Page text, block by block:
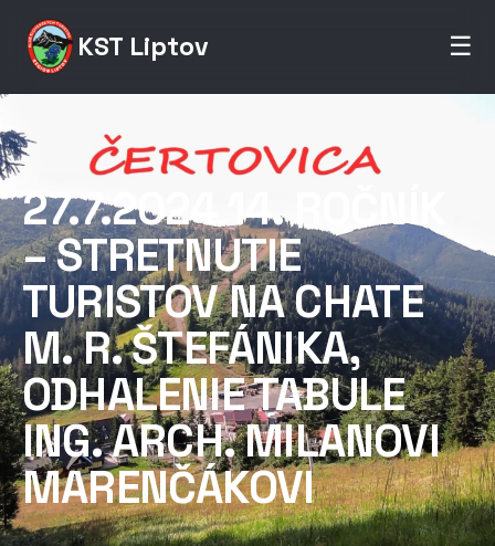
KST Liptov ☰
27.7.2024 14. ROČNÍK
– STRETNUTIE
TURISTOV NA CHATE
M. R. ŠTEFÁNIKA,
ODHALENIE TABULE
ING. ARCH. MILANOVI
MARENČÁKOVI